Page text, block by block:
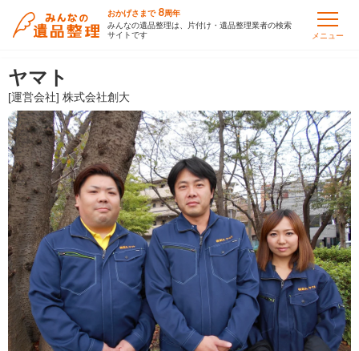
おかげさまで 8周年
みんなの遺品整理は、片付け・遺品整理業者の検索
サイトです
メニュー
ヤマト
[運営会社] 株式会社創大